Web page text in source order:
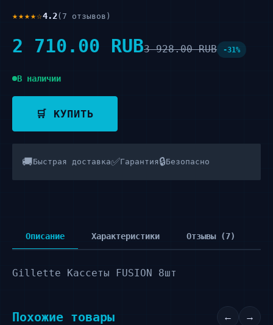
★★★★☆4.2(7 отзывов)
2 710.00 RUB3 928.00 RUB -31%
В наличии
🛒 КУПИТЬ
🚚Быстрая доставка✅Гарантия🔒Безопасно
Описание Характеристики Отзывы (7)
Gillette Кассеты FUSION 8шт
Похожие товары ← →